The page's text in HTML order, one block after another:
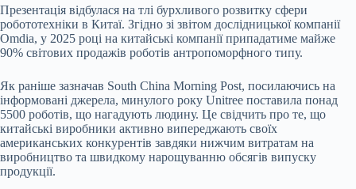
Презентація відбулася на тлі бурхливого розвитку сфери
робототехніки в Китаї. Згідно зі звітом дослідницької компанії
Omdia, у 2025 році на китайські компанії припадатиме майже
90% світових продажів роботів антропоморфного типу.
Як раніше зазначав South China Morning Post, посилаючись на
інформовані джерела, минулого року Unitree поставила понад
5500 роботів, що нагадують людину. Це свідчить про те, що
китайські виробники активно випереджають своїх
американських конкурентів завдяки нижчим витратам на
виробництво та швидкому нарощуванню обсягів випуску
продукції.